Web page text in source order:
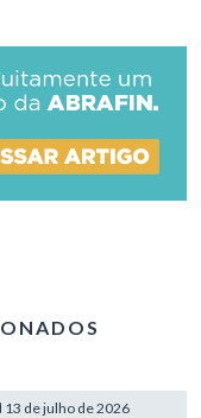
13 de julho de 2026